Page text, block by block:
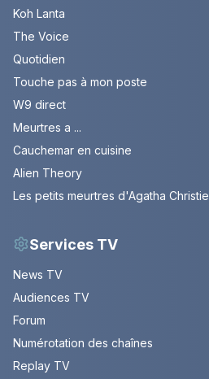
Koh Lanta
The Voice
Quotidien
Touche pas à mon poste
W9 direct
Meurtres a ...
Cauchemar en cuisine
Alien Theory
Les petits meurtres d'Agatha Christie
Services TV
News TV
Audiences TV
Forum
Numérotation des chaînes
Replay TV